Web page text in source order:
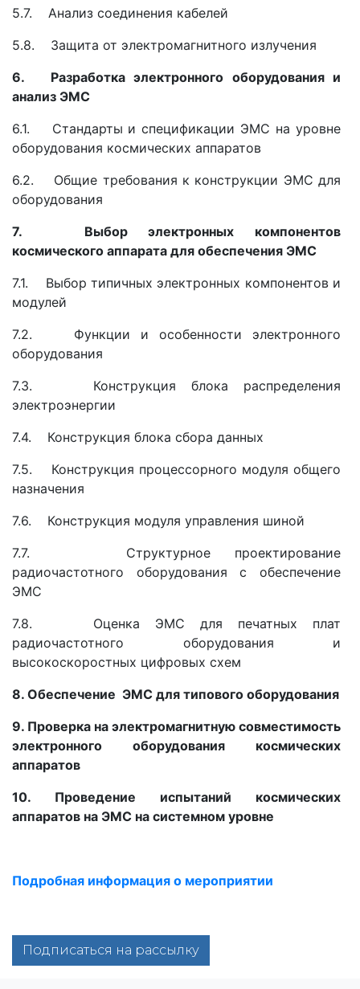
5.7. Анализ соединения кабелей
5.8. Защита от электромагнитного излучения
6. Разработка электронного оборудования и
анализ ЭМС
6.1. Стандарты и спецификации ЭМС на уровне
оборудования космических аппаратов
6.2. Общие требования к конструкции ЭМС для
оборудования
7. Выбор электронных компонентов
космического аппарата для обеспечения ЭМС
7.1. Выбор типичных электронных компонентов и
модулей
7.2. Функции и особенности электронного
оборудования
7.3. Конструкция блока распределения
электроэнергии
7.4. Конструкция блока сбора данных
7.5. Конструкция процессорного модуля общего
назначения
7.6. Конструкция модуля управления шиной
7.7. Структурное проектирование
радиочастотного оборудования с обеспечение
ЭМС
7.8. Оценка ЭМС для печатных плат
радиочастотного оборудования и
высокоскоростных цифровых схем
8. Обеспечение ЭМС для типового оборудования
9. Проверка на электромагнитную совместимость
электронного оборудования космических
аппаратов
10. Проведение испытаний космических
аппаратов на ЭМС на системном уровне
Подробная информация о мероприятии
Подписаться на рассылку